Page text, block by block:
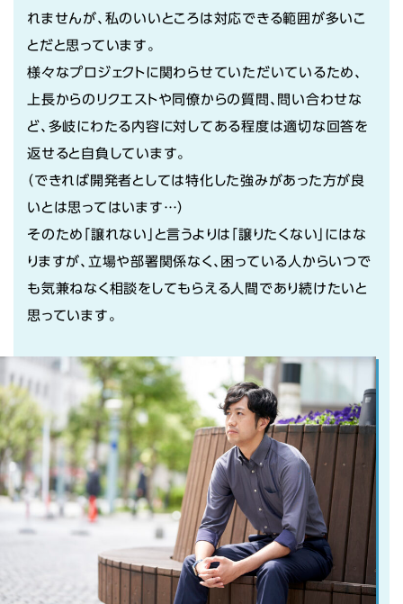
れませんが、私のいいところは対応できる範囲が多いこ
とだと思っています。
様々なプロジェクトに関わらせていただいているため、
上長からのリクエストや同僚からの質問、問い合わせな
ど、多岐にわたる内容に対してある程度は適切な回答を
返せると自負しています。
（できれば開発者としては特化した強みがあった方が良
いとは思ってはいます…）
そのため「譲れない」と言うよりは「譲りたくない」にはな
りますが、立場や部署関係なく、困っている人からいつで
も気兼ねなく相談をしてもらえる人間であり続けたいと
思っています。